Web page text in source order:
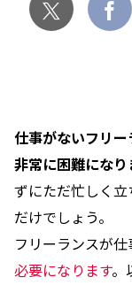
仕事がないフリ
非常に困難になり
ずにただ忙しく
だけでしょう。
フリーランスが仕
必要になります。